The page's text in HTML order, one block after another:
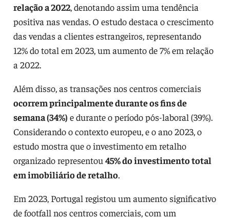
relação a 2022, denotando assim uma tendência
positiva nas vendas. O estudo destaca o crescimento
das vendas a clientes estrangeiros, representando
12% do total em 2023, um aumento de 7% em relação
a 2022.
Além disso, as transações nos centros comerciais
ocorrem principalmente durante os fins de
semana (34%) e durante o período pós-laboral (39%).
Considerando o contexto europeu, e o ano 2023, o
estudo mostra que o investimento em retalho
organizado representou 45% do investimento total
em imobiliário de retalho.
Em 2023, Portugal registou um aumento significativo
de footfall nos centros comerciais, com um